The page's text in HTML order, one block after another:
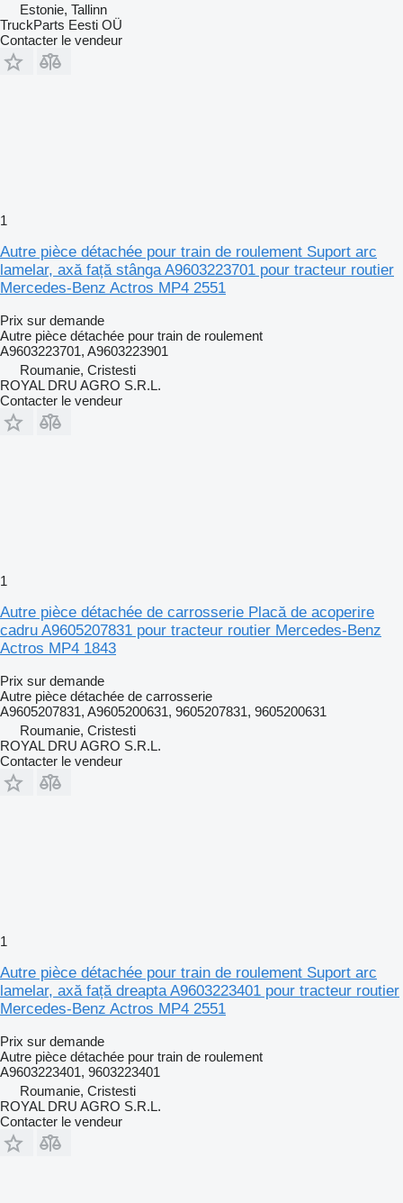
Estonie, Tallinn
TruckParts Eesti OÜ
Contacter le vendeur
1
Autre pièce détachée pour train de roulement Suport arc
lamelar, axă față stânga A9603223701 pour tracteur routier
Mercedes-Benz Actros MP4 2551
Prix sur demande
Autre pièce détachée pour train de roulement
A9603223701, A9603223901
Roumanie, Cristesti
ROYAL DRU AGRO S.R.L.
Contacter le vendeur
1
Autre pièce détachée de carrosserie Placă de acoperire
cadru A9605207831 pour tracteur routier Mercedes-Benz
Actros MP4 1843
Prix sur demande
Autre pièce détachée de carrosserie
A9605207831, A9605200631, 9605207831, 9605200631
Roumanie, Cristesti
ROYAL DRU AGRO S.R.L.
Contacter le vendeur
1
Autre pièce détachée pour train de roulement Suport arc
lamelar, axă față dreapta A9603223401 pour tracteur routier
Mercedes-Benz Actros MP4 2551
Prix sur demande
Autre pièce détachée pour train de roulement
A9603223401, 9603223401
Roumanie, Cristesti
ROYAL DRU AGRO S.R.L.
Contacter le vendeur